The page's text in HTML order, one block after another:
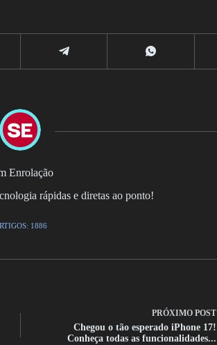
Enrolação
rápidas e diretas ao ponto!
1886
PRÓXIMO POST
Chegou o tão esperado iPhone 17!
Conheça todas as funcionalidades...